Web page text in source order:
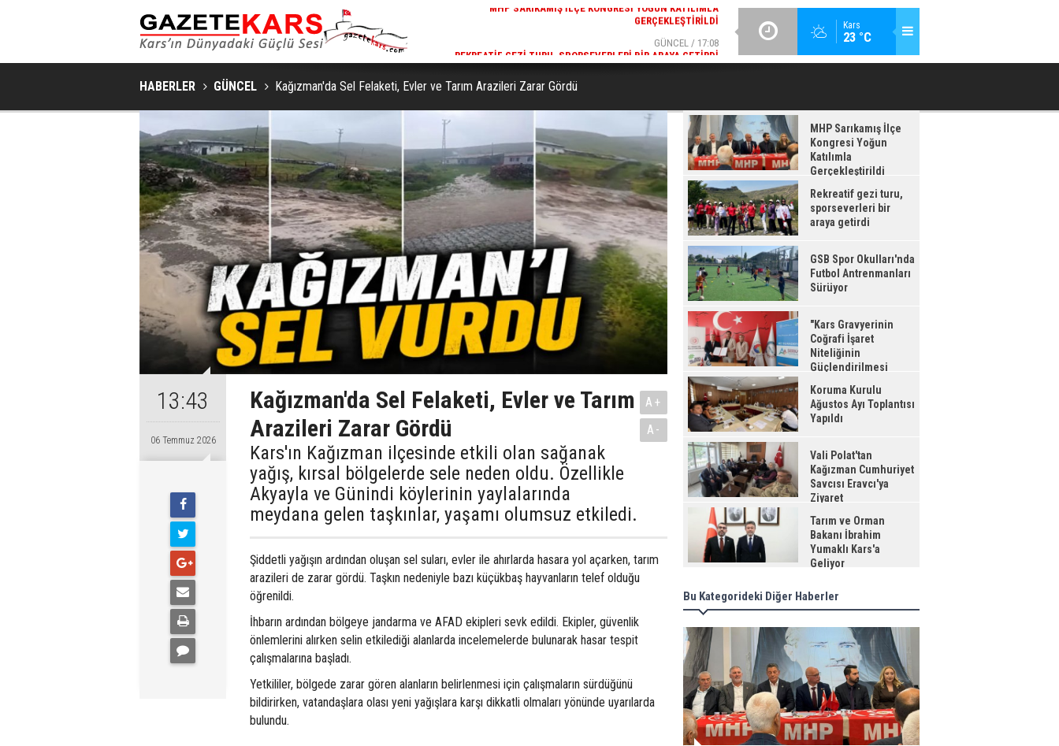
Kars
23 °C
MHP SARIKAMIŞ İLÇE KONGRESI YOĞUN KATILIMLA
GERÇEKLEŞTIRILDI
GÜNCEL / 17:08
REKREATIF GEZI TURU, SPORSEVERLERI BIR ARAYA GETIRDI
GSB SPOR OKULLARI'NDA FUTBOL ANTRENMANLARI SÜRÜYOR
HABERLER GÜNCEL Kağızman'da Sel Felaketi, Evler ve Tarım Arazileri Zarar Gördü
13:43
06 Temmuz 2026
Kağızman'da Sel Felaketi, Evler ve Tarım
Arazileri Zarar Gördü
Kars'ın Kağızman ilçesinde etkili olan sağanak
yağış, kırsal bölgelerde sele neden oldu. Özellikle
Akyayla ve Günindi köylerinin yaylalarında
meydana gelen taşkınlar, yaşamı olumsuz etkiledi.
A+
A-
Şiddetli yağışın ardından oluşan sel suları, evler ile ahırlarda hasara yol açarken, tarım
arazileri de zarar gördü. Taşkın nedeniyle bazı küçükbaş hayvanların telef olduğu
öğrenildi.
İhbarın ardından bölgeye jandarma ve AFAD ekipleri sevk edildi. Ekipler, güvenlik
önlemlerini alırken selin etkilediği alanlarda incelemelerde bulunarak hasar tespit
çalışmalarına başladı.
Yetkililer, bölgede zarar gören alanların belirlenmesi için çalışmaların sürdüğünü
bildirirken, vatandaşlara olası yeni yağışlara karşı dikkatli olmaları yönünde uyarılarda
bulundu.
MHP Sarıkamış İlçe
Kongresi Yoğun
Katılımla
Gerçekleştirildi
Rekreatif gezi turu,
sporseverleri bir
araya getirdi
GSB Spor Okulları'nda
Futbol Antrenmanları
Sürüyor
"Kars Gravyerinin
Coğrafi İşaret
Niteliğinin
Güçlendirilmesi
Projesi"
Koruma Kurulu
Ağustos Ayı Toplantısı
Yapıldı
Vali Polat'tan
Kağızman Cumhuriyet
Savcısı Eravcı'ya
Ziyaret
Tarım ve Orman
Bakanı İbrahim
Yumaklı Kars'a
Geliyor
Bu Kategorideki Diğer Haberler